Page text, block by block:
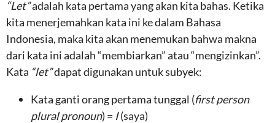
“Let”adalah kata pertama yang akan kita bahas. Ketika
kita menerjemahkan kata ini ke dalam Bahasa
Indonesia, maka kita akan menemukan bahwa makna
dari kata ini adalah “membiarkan” atau “mengizinkan”.
Kata “let”dapat digunakan untuk subyek:
Kata ganti orang pertama tunggal (first person
plural pronoun) = I(saya)